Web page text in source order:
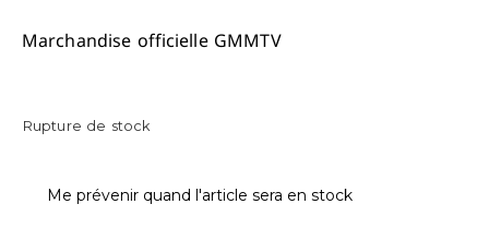
Marchandise officielle GMMTV
Rupture de stock
Me prévenir quand l'article sera en stock